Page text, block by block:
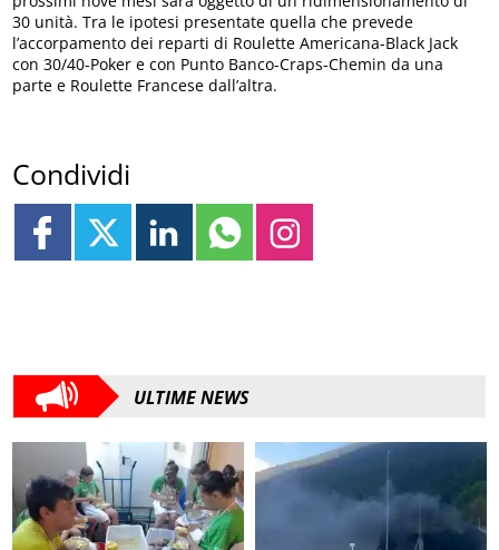
30 unità. Tra le ipotesi presentate quella che prevede
l’accorpamento dei reparti di Roulette Americana-Black Jack
con 30/40-Poker e con Punto Banco-Craps-Chemin da una
parte e Roulette Francese dall’altra.
Condividi
ULTIME NEWS